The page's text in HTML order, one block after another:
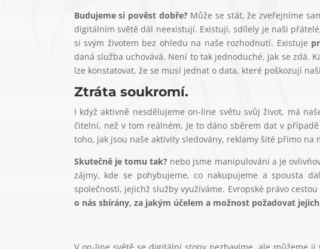
Budujeme si pověst dobře?Může se stát, že zveřejníme
digitálním světě dál neexistují. Existují, sdílely je naši
si svým životem bez ohledu na naše rozhodnutí. Existuje
daná služba uchovává. Není to tak jednoduché, jak se zdá.
lze konstatovat, že se musí jednat o data, které poškozují
Ztráta soukromí.
I když aktivně nesdělujeme on-line světu svůj život, má
čitelní, než v tom reálném. Je to dáno sběrem dat v
toho, jak jsou naše aktivity sledovány, reklamy šité přímo
Skutečně je tomu tak? nebo jsme manipulováni a je
zájmy, kde se pohybujeme, co nakupujeme a spousta
společností, jejichž služby využíváme. Evropské právo
o nás sbírány, za jakým účelem a možnost požadovat